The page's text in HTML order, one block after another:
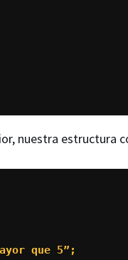
nuestra estructura
que 5”;